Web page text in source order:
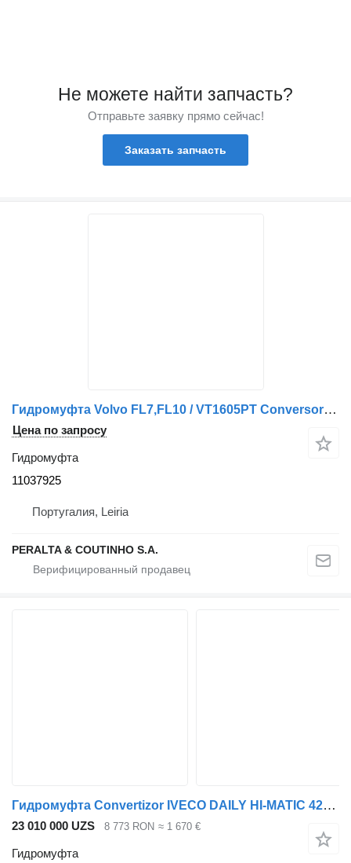
Не можете найти запчасть?
Отправьте заявку прямо сейчас!
Заказать запчасть
Гидромуфта Volvo FL7,FL10 / VT1605PT Conversor de Torque FL7 11037925 для грузовика Volvo FL7,FL10
Цена по запросу
Гидромуфта
11037925
Португалия, Leiria
PERALTA & COUTINHO S.A.
Гидромуфта Convertizor IVECO DAILY HI-MATIC 42574868 для микроавтобуса IVECO Daily
23 010 000 UZS 8 773 RON ≈ 1 670 €
Гидромуфта